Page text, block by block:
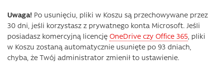
Uwaga! Po usunięciu, pliki w Koszu są przechowywane przez
30 dni, jeśli korzystasz z prywatnego konta Microsoft. Jeśli
posiadasz komercyjną licencję OneDrive czy Office 365, pliki
w Koszu zostaną automatycznie usunięte po 93 dniach,
chyba, że Twój administrator zmienił to ustawienie.